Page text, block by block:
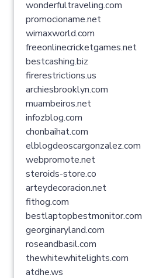
wonderfultraveling.com
promocioname.net
wimaxworld.com
freeonlinecricketgames.net
bestcashing.biz
firerestrictions.us
archiesbrooklyn.com
muambeiros.net
infozblog.com
chonbaihat.com
elblogdeoscargonzalez.com
webpromote.net
steroids-store.co
arteydecoracion.net
fithog.com
bestlaptopbestmonitor.com
georginaryland.com
roseandbasil.com
thewhitewhitelights.com
atdhe.ws